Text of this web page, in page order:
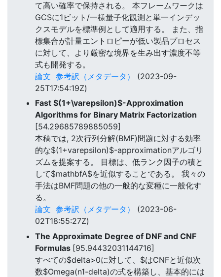
て高い確率で保持される。 本フレームワークは
GCSに1ビット/一様量子化観測と単一インデッ
クスモデルを標準例として適用する。 また、指
標集合が計量エントロピーが低い製品プロセス
に対して、より厳密な境界を生み出す濃度不等
式も開発する。
論文 参考訳（メタデータ）
(2023-09-
25T17:54:19Z)
Fast $(1+\varepsilon)$-Approximation
Algorithms for Binary Matrix Factorization
[54.29685789885059]
本稿では, 2次行列分解(BMF)問題に対する効率
的な$(1+varepsilon)$-approximationアルゴリ
ズムを提案する。 目標は、低ランク因子の積と
して$mathbfA$を近似することである。 我々の
手法はBMF問題の他の一般的な変種に一般化す
る。
論文 参考訳（メタデータ）
(2023-06-
02T18:55:27Z)
The Approximate Degree of DNF and CNF
Formulas [95.94432031144716]
すべての$delta>0に対して、$はCNFと近似次
数$Omega(n1-delta)の式を構築し、基本的には